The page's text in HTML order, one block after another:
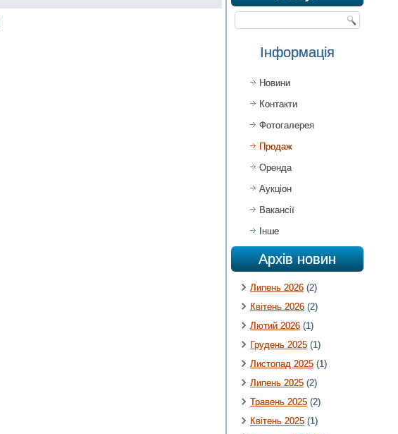
Інформація
Новини
Контакти
Фотогалерея
Продаж
Оренда
Аукціон
Вакансії
Інше
Архів новин
Липень 2026 (2)
Квітень 2026 (2)
Лютий 2026 (1)
Грудень 2025 (1)
Листопад 2025 (1)
Липень 2025 (2)
Травень 2025 (2)
Квітень 2025 (1)